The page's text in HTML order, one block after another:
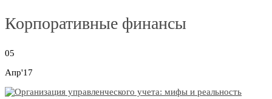
Корпоративные финансы
05
Апр'17